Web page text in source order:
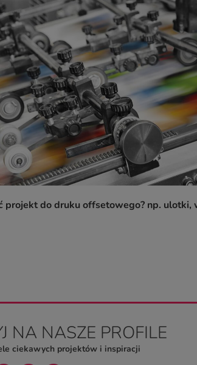
projekt do druku offsetowego? np.
NA NASZE PROFILE
ciekawych projektów i inspiracji